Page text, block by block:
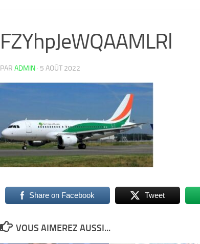
FZYhpJeWQAAMLRl
PAR ADMIN · 5 AOÛT 2022
Share on Facebook Tweet
VOUS AIMEREZ AUSSI...